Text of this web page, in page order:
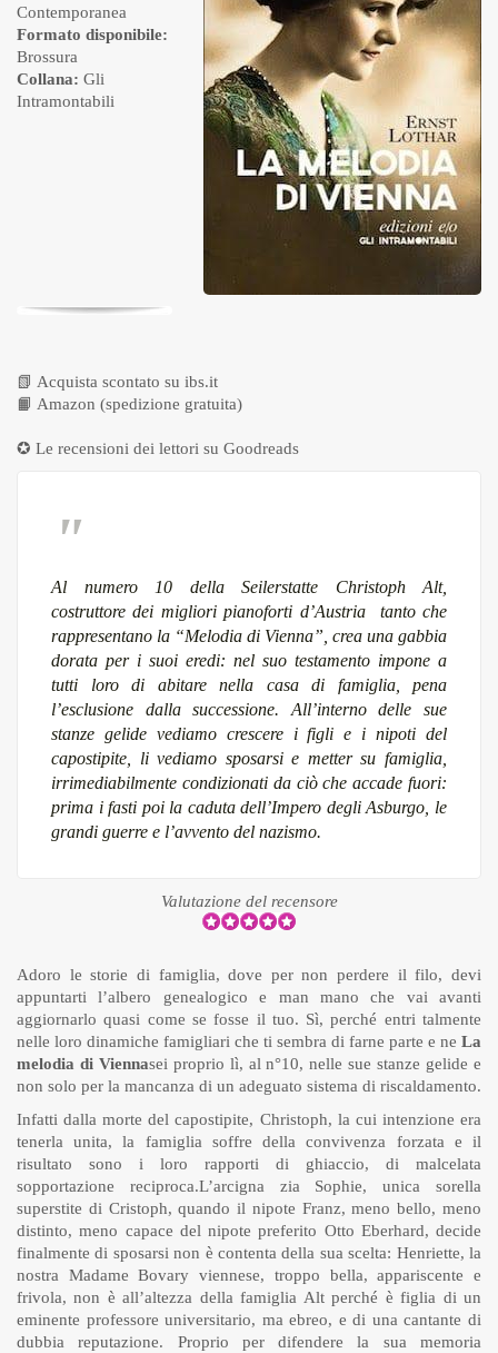
Contemporanea
Formato disponibile:
Brossura
Collana: Gli
Intramontabili
📗 Acquista scontato su ibs.it
📙 Amazon (spedizione gratuita)
✪ Le recensioni dei lettori su Goodreads
Al numero 10 della Seilerstatte Christoph Alt,
costruttore dei migliori pianoforti d’Austria
tanto che
rappresentano la “Melodia di Vienna”, crea una gabbia
dorata per i suoi eredi: nel suo testamento impone a
tutti loro di abitare nella casa di famiglia, pena
l’esclusione dalla successione. All’interno delle sue
stanze gelide vediamo crescere i figli e i nipoti del
capostipite, li vediamo sposarsi e metter su famiglia,
irrimediabilmente condizionati da ciò che accade fuori:
prima i fasti poi la caduta dell’Impero degli Asburgo, le
grandi guerre e l’avvento del nazismo.
Valutazione del recensore
Adoro le storie di famiglia, dove per non perdere il filo, devi
appuntarti l’albero genealogico e man mano che vai avanti
aggiornarlo quasi come se fosse il tuo. Sì, perché entri talmente
nelle loro dinamiche famigliari che ti sembra di farne parte e ne La
melodia di Viennasei proprio lì, al n°10, nelle sue stanze gelide e
non solo per la mancanza di un adeguato sistema di riscaldamento.
Infatti dalla morte del capostipite, Christoph, la cui intenzione era
tenerla unita, la famiglia soffre della convivenza forzata e il
risultato sono i loro rapporti di ghiaccio, di malcelata
sopportazione reciproca.L’arcigna zia Sophie, unica sorella
superstite di Cristoph, quando il nipote Franz, meno bello, meno
distinto, meno capace del nipote preferito Otto Eberhard, decide
finalmente di sposarsi non è contenta della sua scelta: Henriette, la
nostra Madame Bovary viennese, troppo bella, appariscente e
frivola, non è all’altezza della famiglia Alt perché è figlia di un
eminente professore universitario, ma ebreo, e di una cantante di
dubbia reputazione. Proprio per difendere la sua memoria